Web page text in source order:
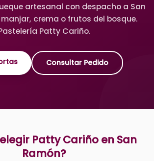
artesanal con despacho a San
crema o frutos del bosque.
Patty Cariño.
Consultar Pedido
Patty Cariño en San
Ramón?